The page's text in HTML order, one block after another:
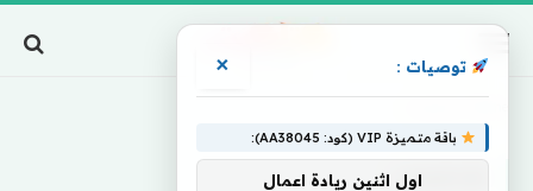
تقاطعات
توصيات : ×
باقة متميزة VIP (كود: AA38045):
اول اثنين ريادة اعمال